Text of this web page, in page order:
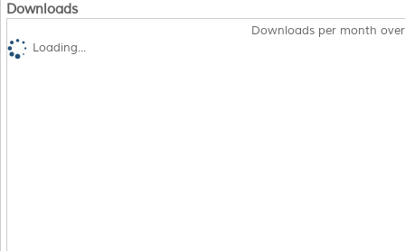
Downloads
Downloads per month
Loading...